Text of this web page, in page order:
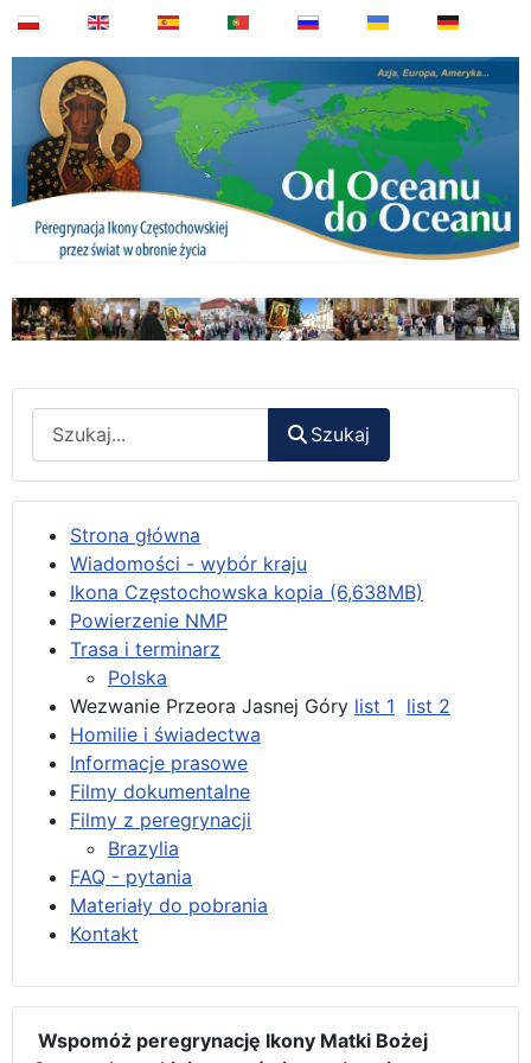
Szukaj
Strona główna
Wiadomości - wybór kraju
Ikona Częstochowska kopia (6,638MB)
Powierzenie NMP
Trasa i terminarz
Polska
Wezwanie Przeora Jasnej Góry list 1 list 2
Homilie i świadectwa
Informacje prasowe
Filmy dokumentalne
Filmy z peregrynacji
Brazylia
FAQ - pytania
Materiały do pobrania
Kontakt
Wspomóż peregrynację Ikony Matki Bożej